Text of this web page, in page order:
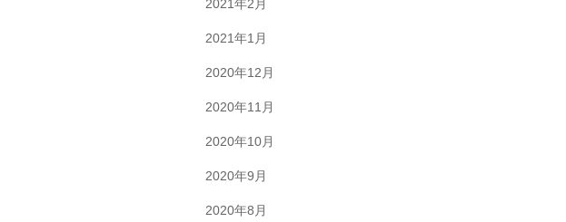
2021年2月
2021年1月
2020年12月
2020年11月
2020年10月
2020年9月
2020年8月